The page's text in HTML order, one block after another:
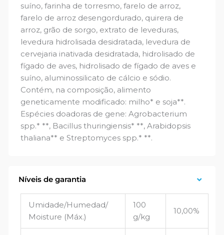
suíno, farinha de torresmo, farelo de arroz,
farelo de arroz desengordurado, quirera de
arroz, grão de sorgo, extrato de leveduras,
levedura hidrolisada desidratada, levedura de
cervejaria inativada desidratada, hidrolisado de
fígado de aves, hidrolisado de fígado de aves e
suíno, aluminossilicato de cálcio e sódio.
Contém, na composição, alimento
geneticamente modificado: milho* e soja**.
Espécies doadoras de gene: Agrobacterium
spp.* **, Bacillus thuringiensis* **, Arabidopsis
thaliana** e Streptomyces spp.* **.
Níveis de garantia
Umidade/Humedad/
Moisture (Máx.)
100
g/kg
10,00%